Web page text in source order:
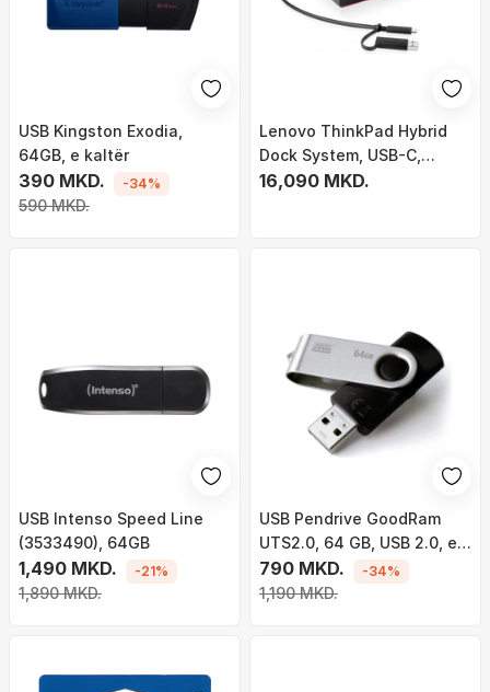
USB Kingston Exodia,
64GB, e kaltër
390 MKD.
590 MKD.
-34%
Lenovo ThinkPad Hybrid
Dock System, USB-C,
40AF0135EU
16,090 MKD.
USB Intenso Speed ​​Line
(3533490), 64GB
1,490 MKD.
1,890 MKD.
-21%
USB Pendrive GoodRam
UTS2.0, 64 GB, USB 2.0, e
zezë
790 MKD.
1,190 MKD.
-34%